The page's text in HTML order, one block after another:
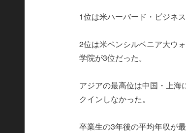
1位は米ハーバード・ビジネ
2位は米ペンシルベニア大ウ
学院が3位だった。
アジアの最高位は中国・上
クインしなかった。
卒業生の3年後の平均年収が